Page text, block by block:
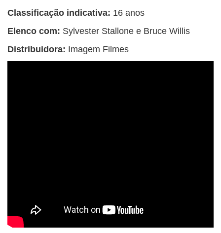
Classificação indicativa: 16 anos
Elenco com: Sylvester Stallone e Bruce Willis
Distribuidora: Imagem Filmes